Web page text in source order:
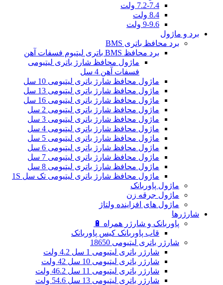
7.2-7.4 ولت
8.4 ولت
9-9.6 ولت
برد و ماژول
برد محافظ باتری BMS
برد محافظ BMS باتری لیتیوم فسفات آهن
ماژول محافظ شارژ باتری لیتیومی
فسفات آهن 4 سل
ماژول محافظ شارژ باتری لیتیومی 10 سل
ماژول محافظ شارژ باتری لیتیومی 13 سل
ماژول محافظ شارژ باتری لیتیومی 16 سل
ماژول محافظ شارژ باتری لیتیومی 2 سل
ماژول محافظ شارژ باتری لیتیومی 3 سل
ماژول محافظ شارژ باتری لیتیومی 4 سل
ماژول محافظ شارژ باتری لیتیومی 5 سل
ماژول محافظ شارژ باتری لیتیومی 6 سل
ماژول محافظ شارژ باتری لیتیومی 7 سل
ماژول محافظ شارژ باتری لیتیومی 8 سل
ماژول محافظ شارژ باتری لیتیومی تک سل 1S
ماژول پاوربانک
ماژول جرقه زن
ماژول های افزاینده ولتاژ
شارژرها
پاوربانک و شارژر همراه 🔋
قاب پاوربانک کیس پاوربانک
شارژر باتری لیتیومی 18650
شارژر باتری لیتیومی 1 سل 4.2 ولت
شارژر باتری لیتیومی 10 سل 42 ولت
شارژر باتری لیتیومی 11 سل 46.2 ولت
شارژر باتری لیتیومی 13 سل 54.6 ولت